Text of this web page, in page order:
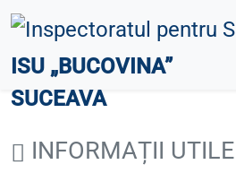
ISU „BUCOVINA”
SUCEAVA
INFORMAȚII UTILE